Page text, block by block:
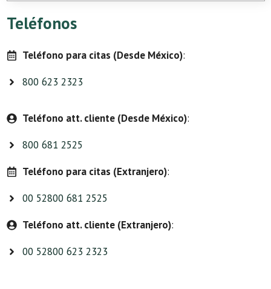
Teléfonos
Teléfono para citas (Desde México):
800 623 2323
Teléfono att. cliente (Desde México):
800 681 2525
Teléfono para citas (Extranjero):
00 52800 681 2525
Teléfono att. cliente (Extranjero):
00 52800 623 2323